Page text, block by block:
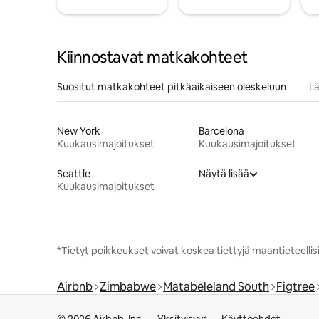
Kiinnostavat matkakohteet
Suositut matkakohteet pitkäaikaiseen oleskeluun
New York
Kuukausimajoitukset
Barcelona
Kuukausimajoitukset
Seattle
Kuukausimajoitukset
Näytä lisää
*Tietyt poikkeukset voivat koskea tiettyjä
Airbnb Zimbabwe Matabeleland South Figtree